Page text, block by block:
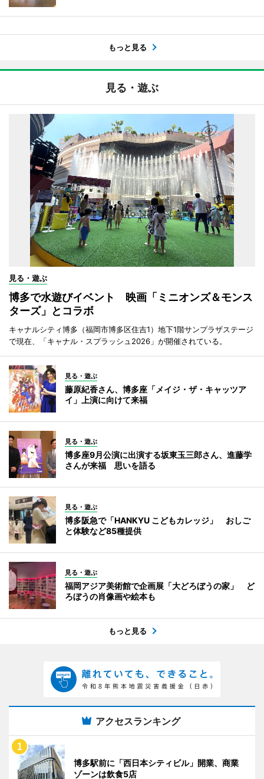
もっと見る
見る・遊ぶ
見る・遊ぶ
博多で水遊びイベント 映画「ミニオンズ＆モンス
ターズ」とコラボ
キャナルシティ博多（福岡市博多区住吉1）地下1階サンプラザステージ
で現在、「キャナル・スプラッシュ2026」が開催されている。
見る・遊ぶ
藤原紀香さん、博多座「メイジ・ザ・キャッツア
イ」上演に向けて来福
見る・遊ぶ
博多座9月公演に出演する坂東玉三郎さん、進藤学
さんが来福 思いを語る
見る・遊ぶ
博多阪急で「HANKYU こどもカレッジ」 おしご
と体験など85種提供
見る・遊ぶ
福岡アジア美術館で企画展「大どろぼうの家」 ど
ろぼうの肖像画や絵本も
もっと見る
アクセスランキング
博多駅前に「西日本シティビル」開業、商業
ゾーンは飲食5店